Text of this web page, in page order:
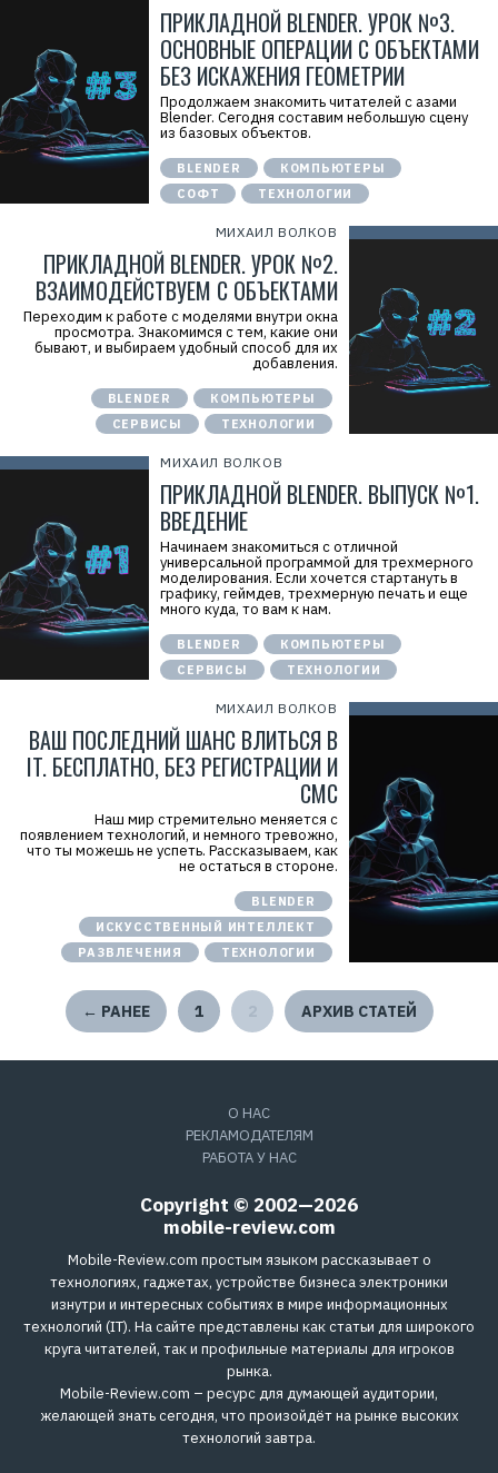
ПРИКЛАДНОЙ BLENDER. УРОК №3.
ОСНОВНЫЕ ОПЕРАЦИИ С ОБЪЕКТАМИ
БЕЗ ИСКАЖЕНИЯ ГЕОМЕТРИИ
Продолжаем знакомить читателей с азами
Blender. Сегодня составим небольшую сцену
из базовых объектов.
BLENDER
КОМПЬЮТЕРЫ
СОФТ
ТЕХНОЛОГИИ
МИХАИЛ ВОЛКОВ
ПРИКЛАДНОЙ BLENDER. УРОК №2.
ВЗАИМОДЕЙСТВУЕМ С ОБЪЕКТАМИ
Переходим к работе с моделями внутри окна
просмотра. Знакомимся с тем, какие они
бывают, и выбираем удобный способ для их
добавления.
BLENDER
КОМПЬЮТЕРЫ
СЕРВИСЫ
ТЕХНОЛОГИИ
МИХАИЛ ВОЛКОВ
ПРИКЛАДНОЙ BLENDER. ВЫПУСК №1.
ВВЕДЕНИЕ
Начинаем знакомиться с отличной
универсальной программой для трехмерного
моделирования. Если хочется стартануть в
графику, геймдев, трехмерную печать и еще
много куда, то вам к нам.
BLENDER
КОМПЬЮТЕРЫ
СЕРВИСЫ
ТЕХНОЛОГИИ
МИХАИЛ ВОЛКОВ
ВАШ ПОСЛЕДНИЙ ШАНС ВЛИТЬСЯ В
IT. БЕСПЛАТНО, БЕЗ РЕГИСТРАЦИИ И
СМС
Наш мир стремительно меняется с
появлением технологий, и немного тревожно,
что ты можешь не успеть. Рассказываем, как
не остаться в стороне.
BLENDER
ИСКУССТВЕННЫЙ ИНТЕЛЛЕКТ
РАЗВЛЕЧЕНИЯ
ТЕХНОЛОГИИ
← РАНЕЕ 1 АРХИВ СТАТЕЙ
О НАС
РЕКЛАМОДАТЕЛЯМ
РАБОТА У НАС
Copyright © 2002—2026
mobile-review.com
Mobile-Review.com простым языком рассказывает о
технологиях, гаджетах, устройстве бизнеса электроники
изнутри и интересных событиях в мире информационных
технологий (IT). На сайте представлены как статьи для широкого
круга читателей, так и профильные материалы для игроков
рынка.
Mobile-Review.com – ресурс для думающей аудитории,
желающей знать сегодня, что произойдёт на рынке высоких
технологий завтра.